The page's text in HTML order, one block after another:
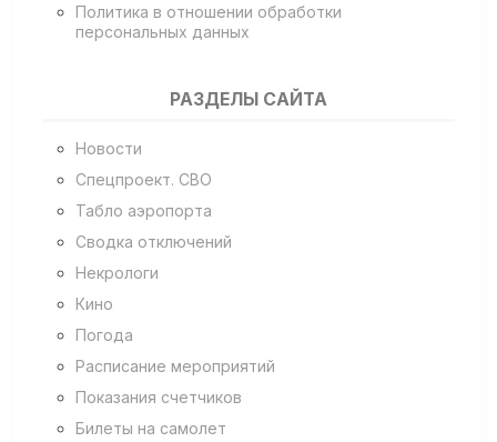
Политика в отношении обработки
персональных данных
РАЗДЕЛЫ САЙТА
Новости
Спецпроект. СВО
Табло аэропорта
Сводка отключений
Некрологи
Кино
Погода
Расписание мероприятий
Показания счетчиков
Билеты на самолет